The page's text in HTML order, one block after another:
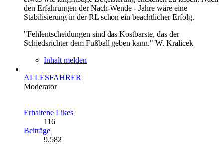
den Erfahrungen der Nach-Wende - Jahre wäre eine
Stabilisierung in der RL schon ein beachtlicher Erfolg.
"Fehlentscheidungen sind das Kostbarste, das der
Schiedsrichter dem Fußball geben kann." W. Kralicek
Inhalt melden
ALLESFAHRER
Moderator
Erhaltene Likes
116
Beiträge
9.582